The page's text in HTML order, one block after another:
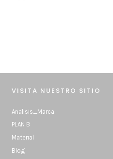
VISITA NUESTRO SITIO
Analisis_Marca
PLAN B
Material
Blog